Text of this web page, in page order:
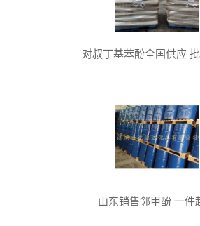
对叔丁基苯酚全国供应
山东销售邻甲酚 一件